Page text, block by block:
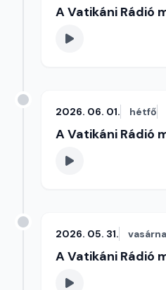
A Vatikáni Rádió
2026. 06. 01. hétfő
A Vatikáni Rádió
2026. 05. 31.
A Vatikáni Rádió